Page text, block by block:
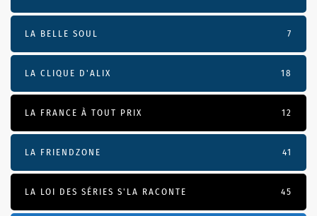
LA BELLE SOUL 7
LA CLIQUE D'ALIX 18
LA FRANCE À TOUT PRIX 12
LA FRIENDZONE 41
LA LOI DES SÉRIES S'LA RACONTE 45